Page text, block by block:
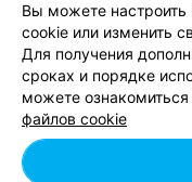
Связаться
Вы можете настроить
cookie или изменить
Для получения
сроках и порядке
можете
файлов cookie